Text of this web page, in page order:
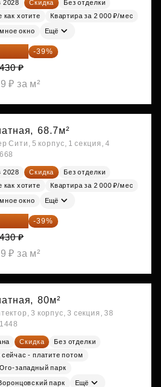
2028 Скидка
Без отделки
как хотите
Квартира за 2 000 ₽/мес
окно Ещё
642 ₽ -39%
₽
₽ за м²
68.7м²
Сити, 5 корпус, 1 секция, 4
2028 Скидка
Без отделки
как хотите
Квартира за 2 000 ₽/мес
окно Ещё
642 ₽ -39%
₽
₽ за м²
80м²
3 корпус, 3 секция, 38
Скидка
Без отделки
- платите потом
западный парк
парк Ещё